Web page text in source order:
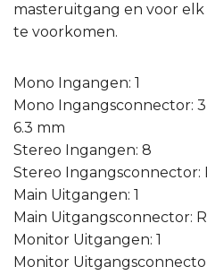
masteruitgang en voor
te voorkomen.
Mono Ingangen: 1
Mono Ingangsconnector:
6.3 mm
Stereo Ingangen: 8
Stereo Ingangsconnector:
Main Uitgangen: 1
Main Uitgangsconnector:
Monitor Uitgangen: 1
Monitor